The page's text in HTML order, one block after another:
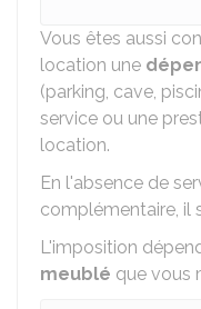
Vous êtes aussi
location une
(parking, cave,
service ou une
location.
En l'absence de
complémentaire, il
L'imposition
meublé que vous